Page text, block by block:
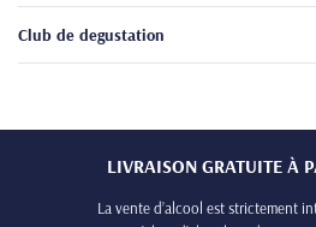
Club de degustation
LIVRAISON GRATUITE À
La vente d’alcool est strictement